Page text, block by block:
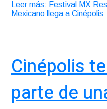
Leer más: Festival MX
Mexicano llega a Cinépolis
Cinépolis
parte de